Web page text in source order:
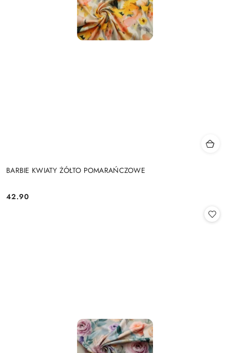
BARBIE KWIATY ŻÓŁTO POMARAŃCZOWE
Cena:
42.90